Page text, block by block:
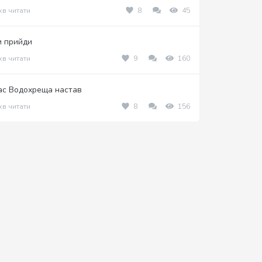
читати 8 45
прийди
читати 9 160
Водохреща настав
читати 8 156